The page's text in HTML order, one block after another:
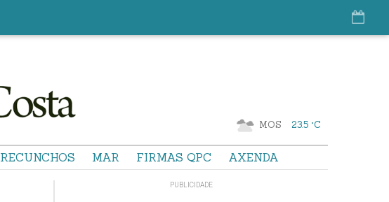
MOS 23.5 °C
RECUNCHOS MAR FIRMAS QPC AXENDA